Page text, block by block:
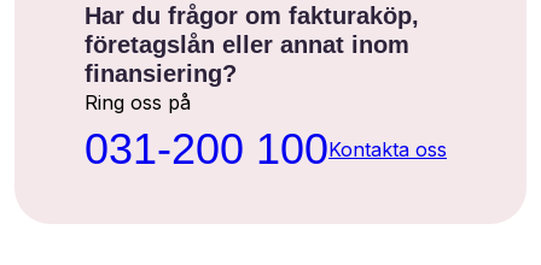
Har du frågor om fakturaköp,
företagslån eller annat inom
finansiering?
Ring oss på
031-200 100Kontakta oss